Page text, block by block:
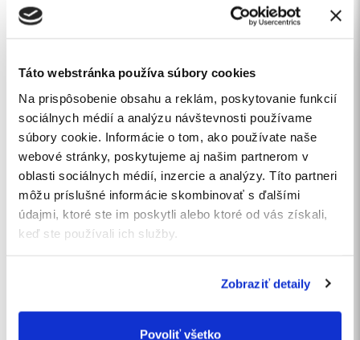
Táto webstránka používa súbory cookies
Na prispôsobenie obsahu a reklám, poskytovanie funkcií
sociálnych médií a analýzu návštevnosti používame
súbory cookie. Informácie o tom, ako používate naše
webové stránky, poskytujeme aj našim partnerom v
oblasti sociálnych médií, inzercie a analýzy. Títo partneri
môžu príslušné informácie skombinovať s ďalšími
údajmi, ktoré ste im poskytli alebo ktoré od vás získali,
keď ste používali ich služby.
Zobraziť detaily
Povoliť všetko
Vaša správa
Chcem sa prihlásiť na odber noviniek.